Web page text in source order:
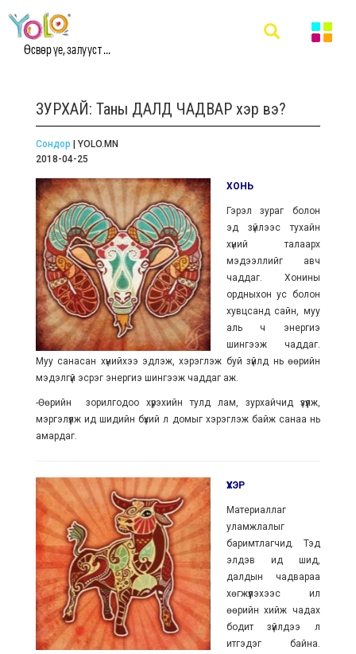
Өсвөр үе, залууст ...
ЗУРХАЙ: Таны ДАЛД ЧАДВАР хэр вэ?
Сондор | YOLO.MN
2018-04-25
ХОНЬ
Гэрэл зураг болон
эд зүйлээс тухайн
хүний талаарх
мэдээллийг авч
чаддаг. Хонины
ордныхон ус болон
хувцсанд сайн, муу
аль ч энергиэ
шингээж чаддаг.
Муу санасан хүнийхээ эдлэж, хэрэглэж буй зүйлд нь өөрийн
мэдэлгүй эсрэг энергиэ шингээж чаддаг аж.
-Өөрийн зорилгодоо хүрэхийн тулд лам, зурхайчид үзүүлж,
мэргэлүүлж ид шидийн бүхий л домыг хэрэглэж байж санаа нь
амардаг.
ҮХЭР
Материаллаг
уламжлалыг
баримтлагчид. Тэд
элдэв ид шид,
далдын чадвараа
хөгжүүлэхээс илүү
өөрийн хийж чадах
бодит зүйлдээ л
итгэдэг байна.